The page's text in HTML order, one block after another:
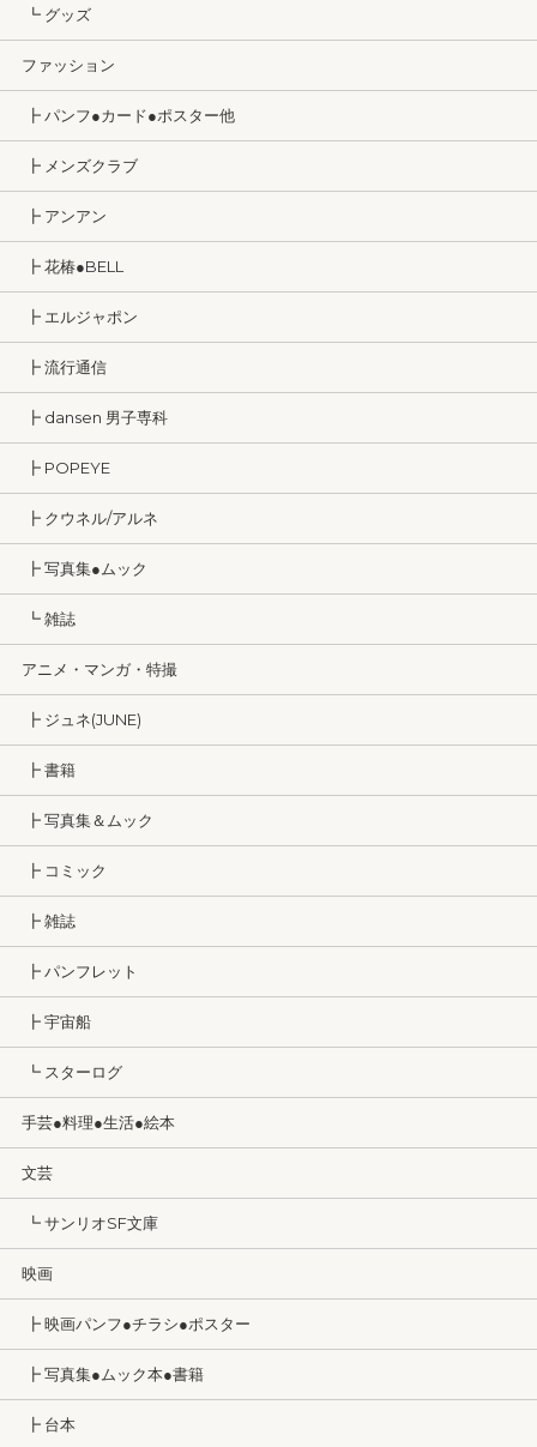
┗ グッズ
ファッション
┣ パンフ●カード●ポスター他
┣ メンズクラブ
┣ アンアン
┣ 花椿●BELL
┣ エルジャポン
┣ 流行通信
┣ dansen 男子専科
┣ POPEYE
┣ クウネル/アルネ
┣ 写真集●ムック
┗ 雑誌
アニメ・マンガ・特撮
┣ ジュネ(JUNE)
┣ 書籍
┣ 写真集＆ムック
┣ コミック
┣ 雑誌
┣ パンフレット
┣ 宇宙船
┗ スターログ
手芸●料理●生活●絵本
文芸
┗ サンリオSF文庫
映画
┣ 映画パンフ●チラシ●ポスター
┣ 写真集●ムック本●書籍
┣ 台本